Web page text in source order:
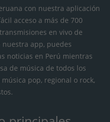
con nuestra aplicación
acceso a más de 700
en vivo de
nuestra app, puedes
noticias en Perú mientras
de música de todos los
pop, regional o rock,